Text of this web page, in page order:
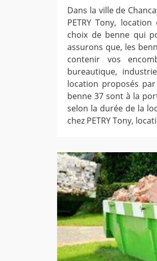
Dans la ville de
PETRY Tony,
choix de benne qui
assurons que, les
contenir vos
bureautique,
location proposés
benne 37 sont à la
selon la durée de la
chez PETRY Tony,